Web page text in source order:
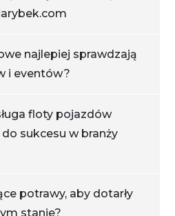
najlepiej sprawdzają
i eventów?
floty pojazdów
sukcesu w branży
potrawy, aby dotarły
stanie?